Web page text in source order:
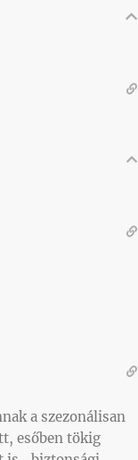
a szezonálisan
esőben tökig